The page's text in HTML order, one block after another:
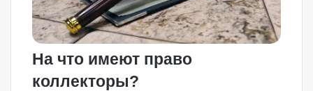
На что имеют право
коллекторы?